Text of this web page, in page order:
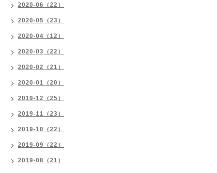
2020-06（22）
2020-05（23）
2020-04（12）
2020-03（22）
2020-02（21）
2020-01（20）
2019-12（25）
2019-11（23）
2019-10（22）
2019-09（22）
2019-08（21）